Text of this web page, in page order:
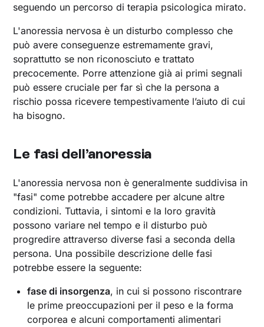
seguendo un percorso di terapia psicologica mirato.
L'anoressia nervosa è un disturbo complesso che
può avere conseguenze estremamente gravi,
soprattutto se non riconosciuto e trattato
precocemente. Porre attenzione già ai primi segnali
può essere cruciale per far sì che la persona a
rischio possa ricevere tempestivamente l’aiuto di cui
ha bisogno.
Le fasi dell’anoressia
L'anoressia nervosa non è generalmente suddivisa in
"fasi" come potrebbe accadere per alcune altre
condizioni. Tuttavia, i sintomi e la loro gravità
possono variare nel tempo e il disturbo può
progredire attraverso diverse fasi a seconda della
persona. Una possibile descrizione delle fasi
potrebbe essere la seguente:
fase di insorgenza, in cui si possono riscontrare
le prime preoccupazioni per il peso e la forma
corporea e alcuni comportamenti alimentari